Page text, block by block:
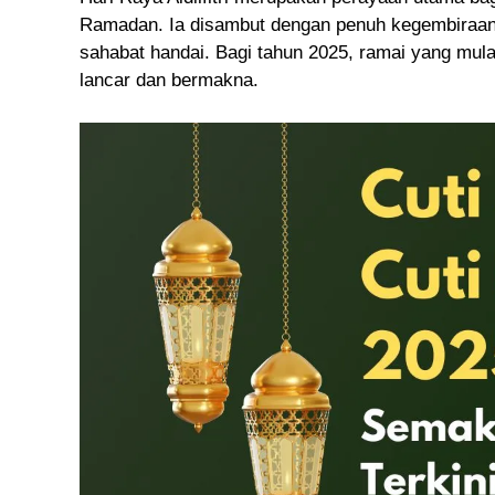
Ramadan. Ia disambut dengan penuh
sahabat handai. Bagi tahun 2025, ramai yang
lancar dan bermakna.